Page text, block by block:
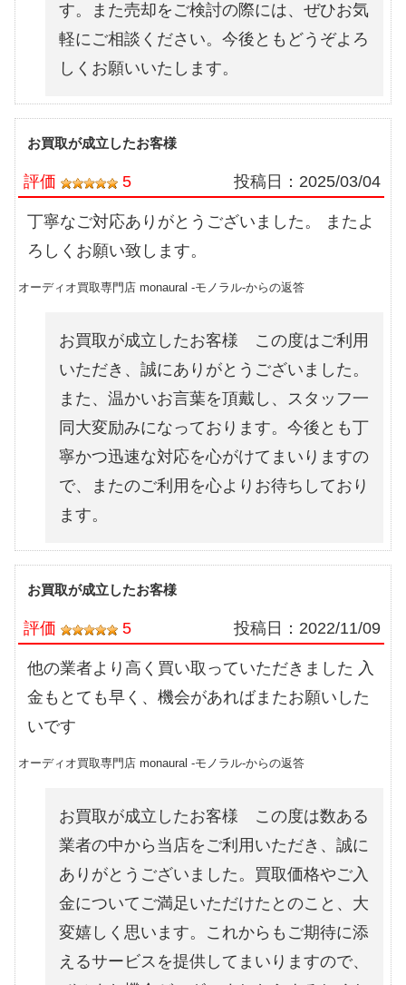
す。また売却をご検討の際には、ぜひお気
軽にご相談ください。今後ともどうぞよろ
しくお願いいたします。
お買取が成立したお客様
評価 5 投稿日： 2025/03/04
丁寧なご対応ありがとうございました。 またよ
ろしくお願い致します。
オーディオ買取専門店 monaural -モノラル-からの返答
お買取が成立したお客様 この度はご利用
いただき、誠にありがとうございました。
また、温かいお言葉を頂戴し、スタッフ一
同大変励みになっております。今後とも丁
寧かつ迅速な対応を心がけてまいりますの
で、またのご利用を心よりお待ちしており
ます。
お買取が成立したお客様
評価 5 投稿日： 2022/11/09
他の業者より高く買い取っていただきました 入
金もとても早く、機会があればまたお願いした
いです
オーディオ買取専門店 monaural -モノラル-からの返答
お買取が成立したお客様 この度は数ある
業者の中から当店をご利用いただき、誠に
ありがとうございました。買取価格やご入
金についてご満足いただけたとのこと、大
変嬉しく思います。これからもご期待に添
えるサービスを提供してまいりますので、